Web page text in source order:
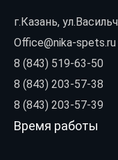
г.Казань,
Office@nika-spets.ru
8 (843) 519-63-50
8 (843) 203-57-38
8 (843) 203-57-39
Время работы